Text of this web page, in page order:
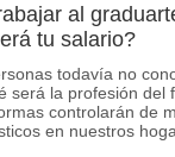
al
tu salario?
todavía no
será la profesión del
controlarán de
en nuestros